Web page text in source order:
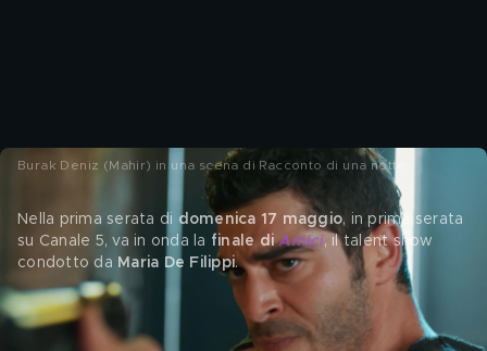
Burak Deniz (Mahir) in una scena di Racconto di una notte
Nella prima serata di domenica 17 maggio, in prima serata
su Canale 5, va in onda
la finale di Amici, il talent show
condotto da Maria De Filippi.
Racconto di una notte torna il 18 maggio